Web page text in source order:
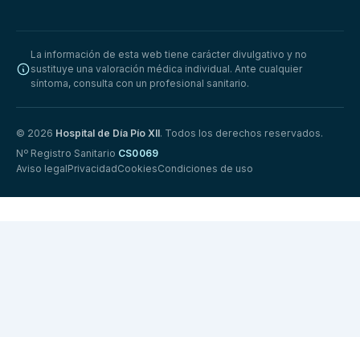
La información de esta web tiene carácter divulgativo y no
sustituye una valoración médica individual. Ante cualquier
síntoma, consulta con un profesional sanitario.
© 2026 Hospital de Día Pío XII. Todos los derechos reservados.
Nº Registro Sanitario CS0069
Aviso legalPrivacidadCookiesCondiciones de uso